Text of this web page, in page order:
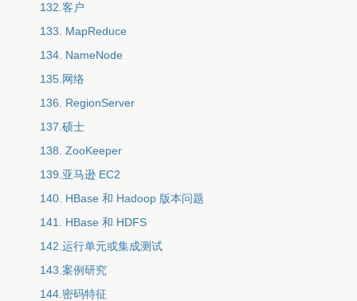
132.客户
133. MapReduce
134. NameNode
135.网络
136. RegionServer
137.硕士
138. ZooKeeper
139.亚马逊 EC2
140. HBase 和 Hadoop 版本问题
141. HBase 和 HDFS
142.运行单元或集成测试
143.案例研究
144.密码特征